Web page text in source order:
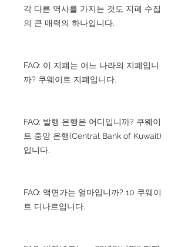
각 다른 역사를 가지는 것도 지폐 수집
의 큰 매력의 하나입니다.
FAQ: 이 지폐는 어느 나라의 지폐입니
까? 쿠웨이트 지폐입니다.
FAQ: 발행 은행은 어디입니까? 쿠웨이
트 중앙 은행(Central Bank of Kuwait)
입니다.
FAQ: 액면가는 얼마입니까? 10 쿠웨이
트 디나르입니다.